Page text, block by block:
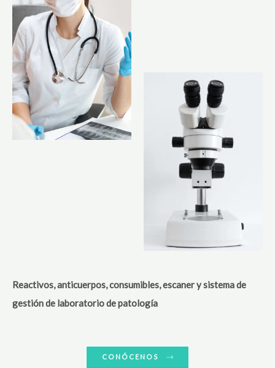
Reactivos, anticuerpos, consumibles, escaner y sistema de
gestión de laboratorio de patología
CONÓCENOS